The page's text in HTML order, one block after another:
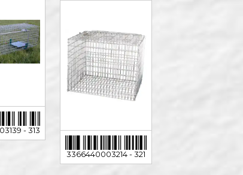
- 313
3366440003214 - 321